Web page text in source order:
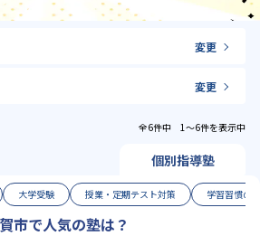
変更
変更
全6件中 1〜6件を表示中
個別指導塾
大学受験 授業・定期テスト対策 学習習慣の
市で人気の塾は？